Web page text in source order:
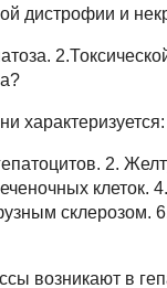
дистрофии и
характеризуется:
2.
клеток.
склерозом.
возникают в